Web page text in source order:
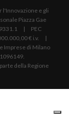
e gli
Piazza Gae
| PEC
€ i.v. |
Imprese di Milano
della Regione